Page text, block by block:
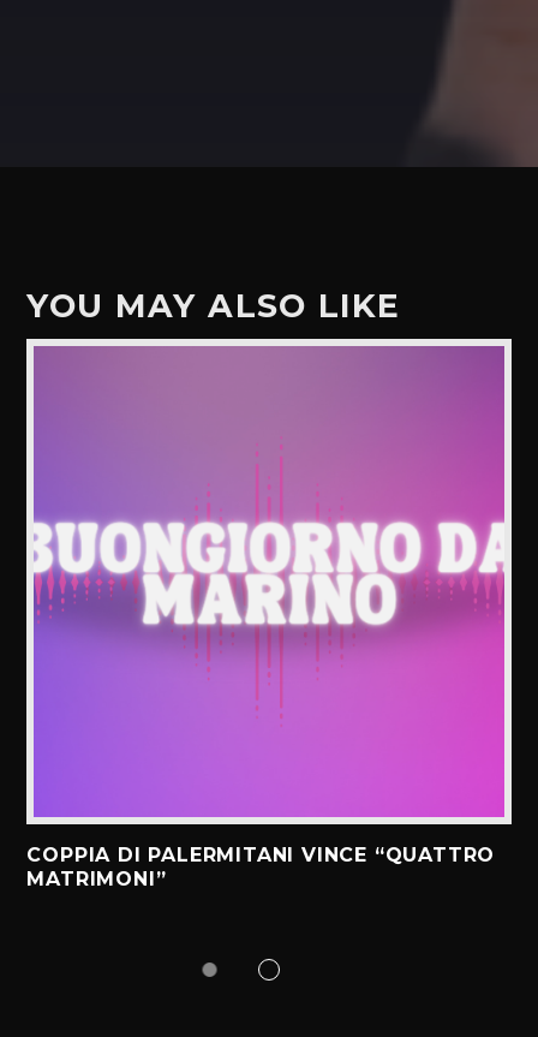
YOU MAY ALSO LIKE
COPPIA DI PALERMITANI VINCE “QUATTRO
MATRIMONI”